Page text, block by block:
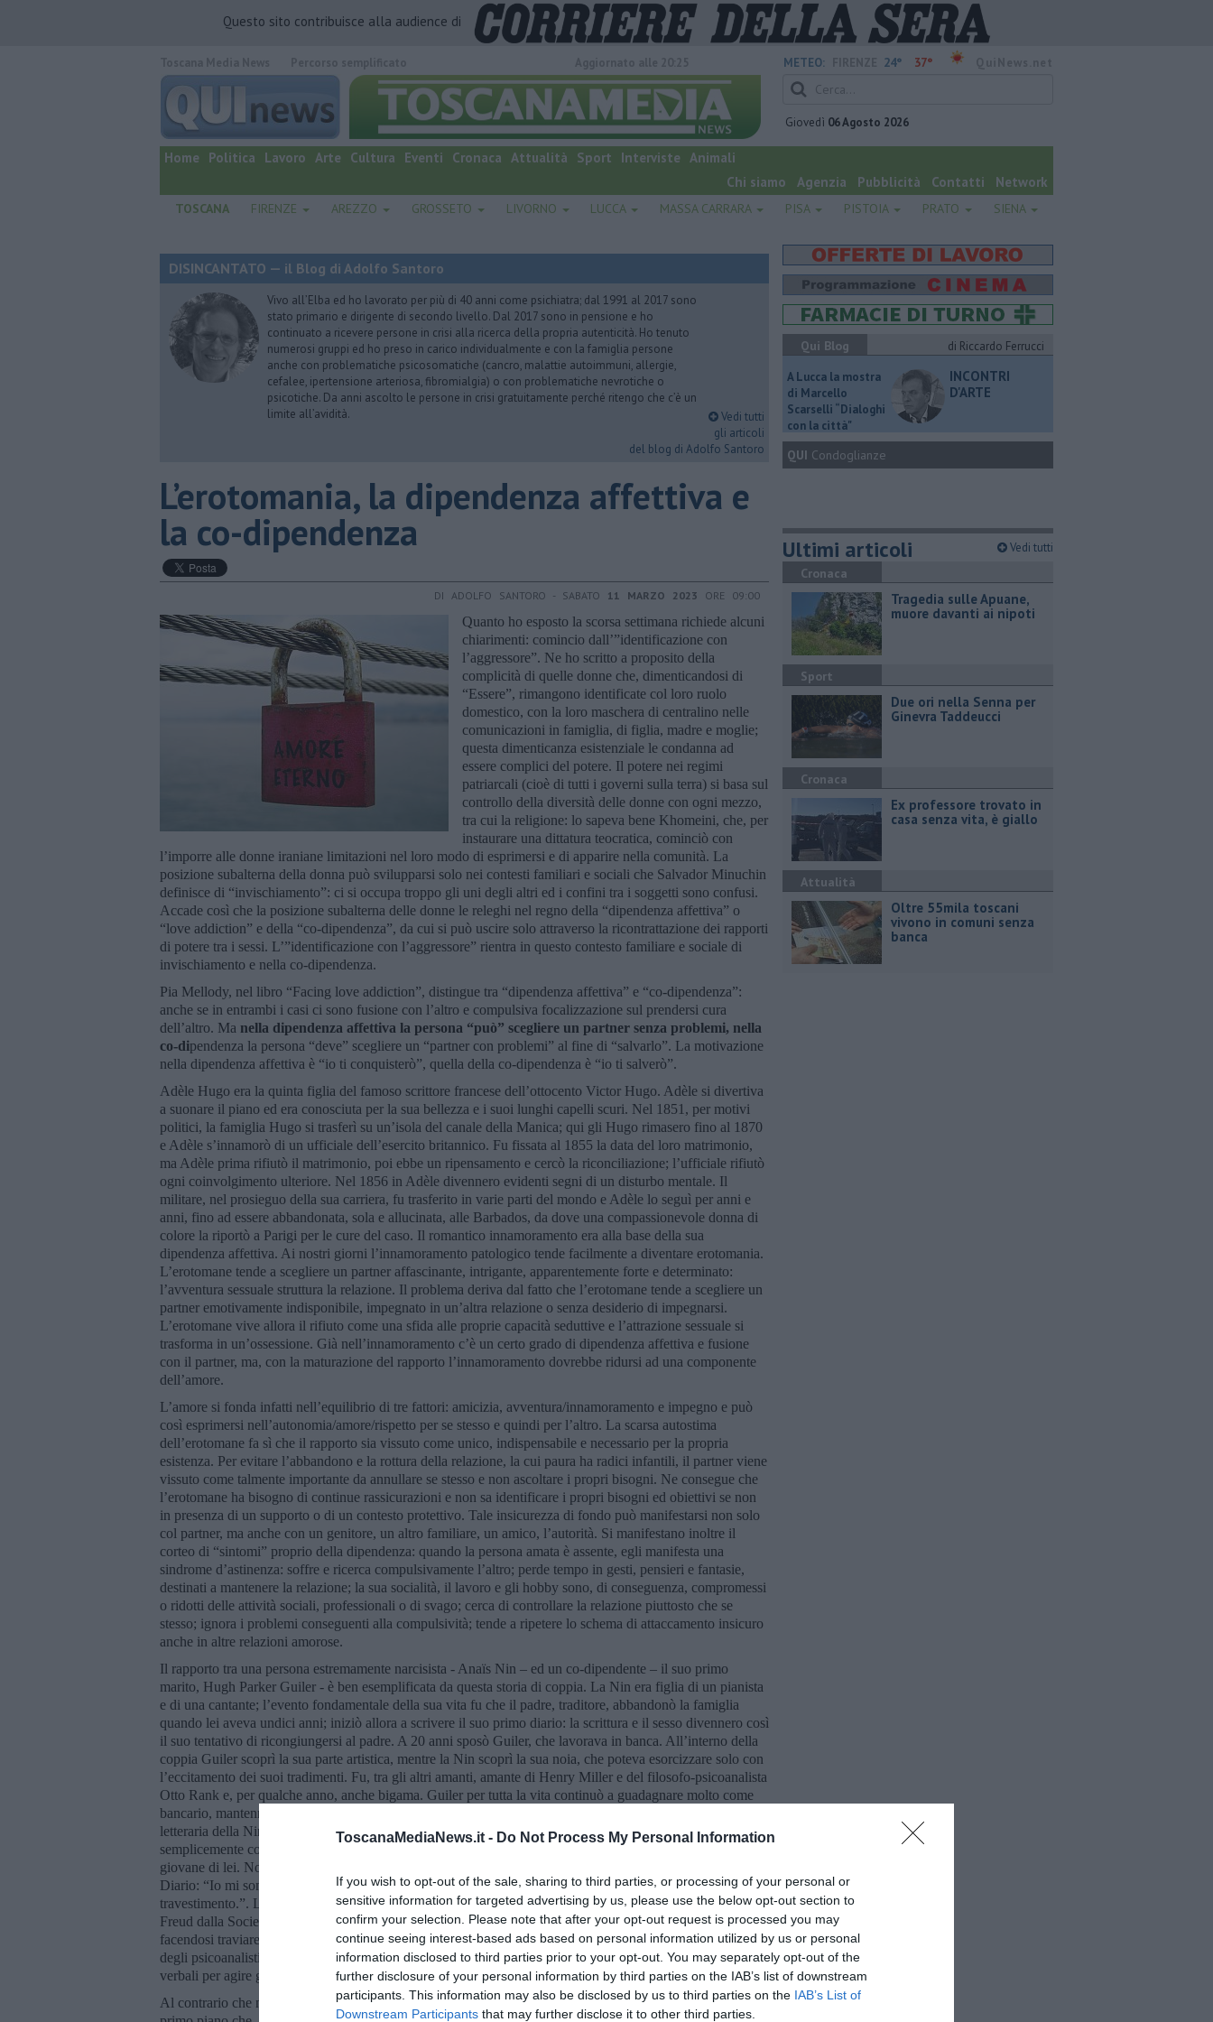
ToscanaMediaNews.it - Do Not Process My Personal Information
If you wish to opt-out of the sale, sharing to third parties, or processing of your personal or
sensitive information for targeted advertising by us, please use the below opt-out section to
confirm your selection. Please note that after your opt-out request is processed you may
continue seeing interest-based ads based on personal information utilized by us or personal
information disclosed to third parties prior to your opt-out. You may separately opt-out of the
further disclosure of your personal information by third parties on the IAB’s list of downstream
participants. This information may also be disclosed by us to third parties on the IAB’s List of
Downstream Participants that may further disclose it to other third parties.
Questo sito contribuisce alla audience di
quotidiano online.
METEO: 24° 37°
Giovedì 06 Agosto 2026
Home Politica Lavoro Arte Cultura Eventi Cronaca Attualità Sport Interviste Animali
Chi siamo
Agenzia Pubblicità Contatti Network
TOSCANA FIRENZE AREZZO GROSSETO LIVORNO LUCCA MASSA CARRARA PISA PISTOIA PRATO SIENA
DISINCANTATO — il Blog di Adolfo Santoro
Vivo all’Elba ed ho lavorato per più di 40 anni come psichiatra; dal 1991 al 2017 sono
stato primario e dirigente di secondo livello. Dal 2017 sono in pensione e ho
continuato a ricevere persone in crisi alla ricerca della propria autenticità. Ho tenuto
numerosi gruppi ed ho preso in carico individualmente e con la famiglia persone
anche con problematiche psicosomatiche (cancro, malattie autoimmuni, allergie,
cefalee, ipertensione arteriosa, fibromialgia) o con problematiche nevrotiche o
psicotiche. Da anni ascolto le persone in crisi gratuitamente perché ritengo che c’è un
limite all’avidità.
Vedi tutti
gli articoli
del blog di Adolfo Santoro
L’erotomania, la dipendenza affettiva e
la co-dipendenza
DI ADOLFO SANTORO - SABATO 11 MARZO 2023 ORE 09:00
Quanto ho esposto la scorsa settimana richiede alcuni
chiarimenti: comincio dall’”identificazione con
l’aggressore”. Ne ho scritto a proposito della
complicità di quelle donne che, dimenticandosi di
“Essere”, rimangono identificate col loro ruolo
domestico, con la loro maschera di centralino nelle
comunicazioni in famiglia, di figlia, madre e moglie;
questa dimenticanza esistenziale le condanna ad
essere complici del potere. Il potere nei regimi
patriarcali (cioè di tutti i governi sulla terra) si basa sul
controllo della diversità delle donne con ogni mezzo,
tra cui la religione: lo sapeva bene Khomeini, che, per
instaurare una dittatura teocratica, cominciò con
l’imporre alle donne iraniane limitazioni nel loro modo di esprimersi e di apparire nella comunità. La
posizione subalterna della donna può svilupparsi solo nei contesti familiari e sociali che Salvador Minuchin
definisce di “invischiamento”: ci si occupa troppo gli uni degli altri ed i confini tra i soggetti sono confusi.
Accade così che la posizione subalterna delle donne le releghi nel regno della “dipendenza affettiva” o
“love addiction” e della “co-dipendenza”, da cui si può uscire solo attraverso la ricontrattazione dei rapporti
di potere tra i sessi. L’”identificazione con l’aggressore” rientra in questo contesto familiare e sociale di
invischiamento e nella co-dipendenza.
Pia Mellody, nel libro “Facing love addiction”, distingue tra “dipendenza affettiva” e “co-dipendenza”:
anche se in entrambi i casi ci sono fusione con l’altro e compulsiva focalizzazione sul prendersi cura
dell’altro. Ma nella dipendenza affettiva la persona “può” scegliere un partner senza problemi, nella
co-dipendenza la persona “deve” scegliere un “partner con problemi” al fine di “salvarlo”. La motivazione
nella dipendenza affettiva è “io ti conquisterò”, quella della co-dipendenza è “io ti salverò”.
Adèle Hugo era la quinta figlia del famoso scrittore francese dell’ottocento Victor Hugo. Adèle si divertiva
a suonare il piano ed era conosciuta per la sua bellezza e i suoi lunghi capelli scuri. Nel 1851, per motivi
politici, la famiglia Hugo si trasferì su un’isola del canale della Manica; qui gli Hugo rimasero fino al 1870
e Adèle s’innamorò di un ufficiale dell’esercito britannico. Fu fissata al 1855 la data del loro matrimonio,
ma Adèle prima rifiutò il matrimonio, poi ebbe un ripensamento e cercò la riconciliazione; l’ufficiale rifiutò
ogni coinvolgimento ulteriore. Nel 1856 in Adèle divennero evidenti segni di un disturbo mentale. Il
militare, nel prosieguo della sua carriera, fu trasferito in varie parti del mondo e Adèle lo seguì per anni e
anni, fino ad essere abbandonata, sola e allucinata, alle Barbados, da dove una compassionevole donna di
colore la riportò a Parigi per le cure del caso. Il romantico innamoramento era alla base della sua
dipendenza affettiva. Ai nostri giorni l’innamoramento patologico tende facilmente a diventare erotomania.
L’erotomane tende a scegliere un partner affascinante, intrigante, apparentemente forte e determinato:
l’avventura sessuale struttura la relazione. Il problema deriva dal fatto che l’erotomane tende a scegliere un
partner emotivamente indisponibile, impegnato in un’altra relazione o senza desiderio di impegnarsi.
L’erotomane vive allora il rifiuto come una sfida alle proprie capacità seduttive e l’attrazione sessuale si
trasforma in un’ossessione. Già nell’innamoramento c’è un certo grado di dipendenza affettiva e fusione
con il partner, ma, con la maturazione del rapporto l’innamoramento dovrebbe ridursi ad una componente
dell’amore.
L’amore si fonda infatti nell’equilibrio di tre fattori: amicizia, avventura/innamoramento e impegno e può
così esprimersi nell’autonomia/amore/rispetto per se stesso e quindi per l’altro. La scarsa autostima
dell’erotomane fa sì che il rapporto sia vissuto come unico, indispensabile e necessario per la propria
esistenza. Per evitare l’abbandono e la rottura della relazione, la cui paura ha radici infantili, il partner viene
vissuto come talmente importante da annullare se stesso e non ascoltare i propri bisogni. Ne consegue che
l’erotomane ha bisogno di continue rassicurazioni e non sa identificare i propri bisogni ed obiettivi se non
in presenza di un supporto o di un contesto protettivo. Tale insicurezza di fondo può manifestarsi non solo
col partner, ma anche con un genitore, un altro familiare, un amico, l’autorità. Si manifestano inoltre il
corteo di “sintomi” proprio della dipendenza: quando la persona amata è assente, egli manifesta una
sindrome d’astinenza: soffre e ricerca compulsivamente l’altro; perde tempo in gesti, pensieri e fantasie,
destinati a mantenere la relazione; la sua socialità, il lavoro e gli hobby sono, di conseguenza, compromessi
o ridotti delle attività sociali, professionali o di svago; cerca di controllare la relazione piuttosto che se
stesso; ignora i problemi conseguenti alla compulsività; tende a ripetere lo schema di attaccamento insicuro
anche in altre relazioni amorose.
Il rapporto tra una persona estremamente narcisista - Anaïs Nin – ed un co-dipendente – il suo primo
marito, Hugh Parker Guiler - è ben esemplificata da questa storia di coppia. La Nin era figlia di un pianista
e di una cantante; l’evento fondamentale della sua vita fu che il padre, traditore, abbandonò la famiglia
quando lei aveva undici anni; iniziò allora a scrivere il suo primo diario: la scrittura e il sesso divennero così
il suo tentativo di ricongiungersi al padre. A 20 anni sposò Guiler, che lavorava in banca. All’interno della
coppia Guiler scoprì la sua parte artistica, mentre la Nin scoprì la sua noia, che poteva esorcizzare solo con
l’eccitamento dei suoi tradimenti. Fu, tra gli altri amanti, amante di Henry Miller e del filosofo-psicoanalista
Otto Rank e, per qualche anno, anche bigama. Guiler per tutta la vita continuò a guadagnare molto come
bancario, mantenne alcuni amanti della Nin e collaborò con l’espressione artistica della Nin. La produzione
letteraria della Nin rientra, purtroppo, nel trash onanistico e esibizionistico adolescenziale, in cui il sesso è
semplicemente consumato. Morì, a 73 anni, di cancro, assistita dal suo secondo marito, di sedici anni più
giovane di lei. Non mi meraviglia la causa della morte, perfettamente in linea con un’affermazione del suo
Diario: “Io mi sono sempre vergognata a prendere. Così ho dato. Non era un pregio. Era un
travestimento.”. L’apprendista psicoanalista Otto Rank, che nel 1928 era stato giustamente congedato da
Freud dalla Società Internazionale di Psicoanalisi, mostrò tutto il suo disvalore come psicoterapeuta
facendosi traviare piuttosto che ascoltare le sofferte vicissitudini edipiche della Nin. Ma forse il problema
degli psicoanalisti, come quello dei loro pazienti, è che parlano tanto, ma non hanno gli strumenti non
verbali per agire giustamente.
Al contrario che nella dipendenza affettiva, nella co-dipendenza il rapporto di salvazione è talmente in
Qui Blog
di Riccardo Ferrucci
A Lucca la mostra
di Marcello
Scarselli “Dialoghi
con la città"
INCONTRI
D'ARTE
QUI Condoglianze
Ultimi articoli Vedi tutti
Cronaca
Tragedia sulle Apuane,
muore davanti ai nipoti
Sport
Due ori nella Senna per
Ginevra Taddeucci
Cronaca
Ex professore trovato in
casa senza vita, è giallo
Attualità
Oltre 55mila toscani
vivono in comuni senza
banca